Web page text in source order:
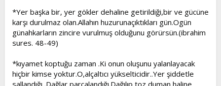
l
t
a
n
a
i
h
i
*Yer başka bir, yer gökler dehaline getirildiği,bir ve gücüne
karşı durulmaz olan.Allahın huzurunaçıktıkları gün.Ogün
günahkarların zincire vurulmuş olduğunu görürsün.(ibrahim
sures. 48-49)
*kıyamet koptuğu zaman .Ki onun oluşunu yalanlayacak
hiçbir kimse yoktur.O,alçaltıcı yükselticidir..Yer şiddetle
sallandığı .Dağlar parçalandığı.Dağılıp toz duman haline